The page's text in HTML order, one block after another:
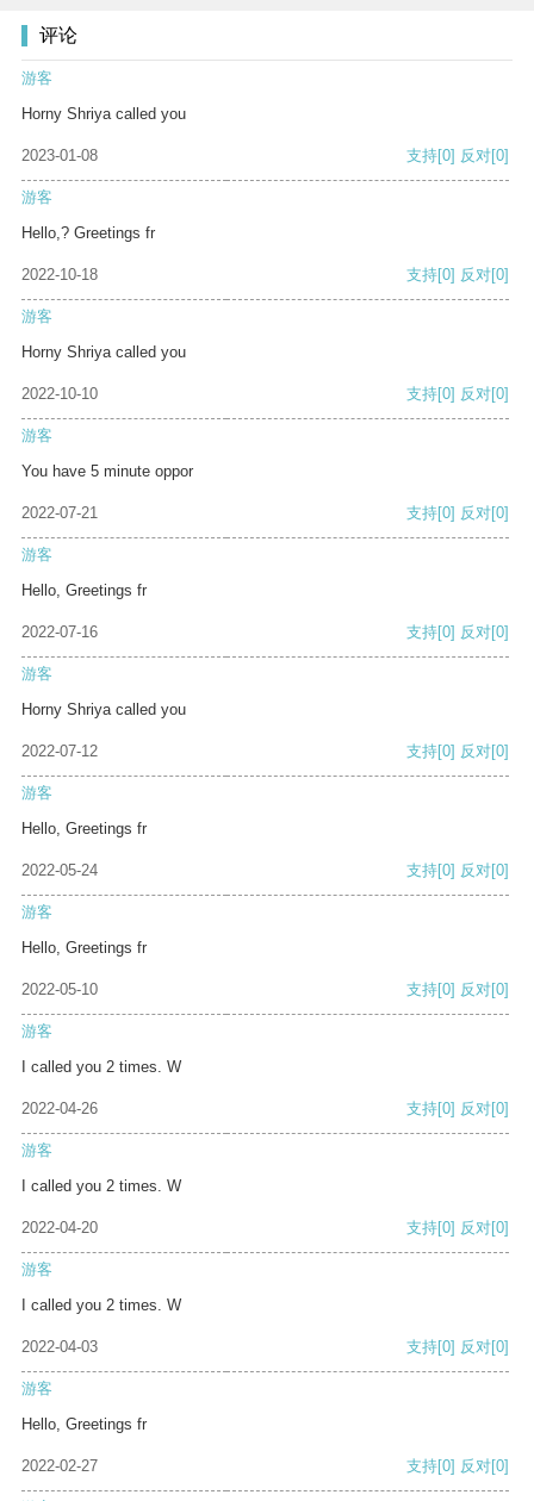
评论
游客
Horny Shriya called you
2023-01-08 支持[0] 反对[0]
游客
Hello,? Greetings fr
2022-10-18 支持[0] 反对[0]
游客
Horny Shriya called you
2022-10-10 支持[0] 反对[0]
游客
You have 5 minute oppor
2022-07-21 支持[0] 反对[0]
游客
Hello, Greetings fr
2022-07-16 支持[0] 反对[0]
游客
Horny Shriya called you
2022-07-12 支持[0] 反对[0]
游客
Hello, Greetings fr
2022-05-24 支持[0] 反对[0]
游客
Hello, Greetings fr
2022-05-10 支持[0] 反对[0]
游客
I called you 2 times. W
2022-04-26 支持[0] 反对[0]
游客
I called you 2 times. W
2022-04-20 支持[0] 反对[0]
游客
I called you 2 times. W
2022-04-03 支持[0] 反对[0]
游客
Hello, Greetings fr
2022-02-27 支持[0] 反对[0]